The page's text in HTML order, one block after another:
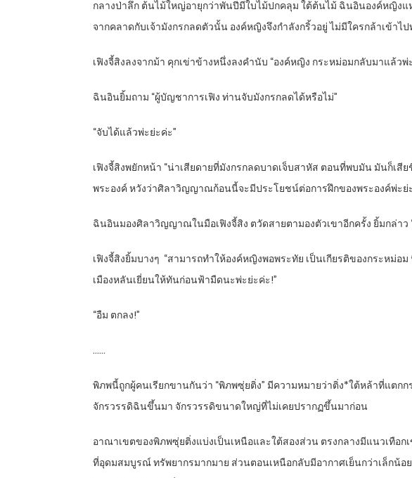
กลางป่าลึก ต้นไม้ใหญ่อายุกว่าพันปีมีใบไม้ปกคลุม ใต้ต้นไม้ ฉินอินองค์หญิง
จากคลาดกับเจ้ามังกรกลดตัวนั้น องค์หญิงจึงกำลังกริ้วอยู่ ไม่มีใครกล้าเข้าไ
เฟิงจี้สิงลงจากม้า คุกเข่าข้างหนึ่งลงคำนับ “องค์หญิง กระหม่อมกลับมาแล้วพ่
ฉินอินยิ้มถาม “ผู้บัญชาการเฟิง ท่านจับมังกรกลดได้หรือไม่”
“จับได้แล้วพ่ะย่ะค่ะ”
เฟิงจี้สิงพยักหน้า “น่าเสียดายที่มังกรกลดบาดเจ็บสาหัส ตอนที่พบมัน มันก็
พระองค์ หวังว่าศิลาวิญญาณก้อนนี้จะมีประโยชน์ต่อการฝึกของพระองค์พ่ะย่
ฉินอินมองศิลาวิญญาณในมือเฟิงจี้สิง ตวัดสายตามองตัวเขาอีกครั้ง ยิ้มกล่า
เฟิงจี้สิงยิ้มบางๆ “สามารถทำให้องค์หญิงพอพระทัย เป็นเกียรติของกระหม่
เมืองหลันเยี่ยนให้ทันก่อนฟ้ามืดนะพ่ะย่ะค่ะ!”
“อืม ตกลง!”
……
พิภพนี้ถูกผู้คนเรียกขานกันว่า “พิภพซุ่ยติ่ง” มีความหมายว่าติ่ง*ใต้หล้าที่แต
จักรวรรดิฉินขึ้นมา จักรวรรดิขนาดใหญ่ที่ไม่เคยปรากฏขึ้นมาก่อน
อาณาเขตของพิภพซุ่ยติ่งแบ่งเป็นเหนือและใต้สองส่วน ตรงกลางมีแนวเทือก
ที่อุดมสมบูรณ์ ทรัพยากรมากมาย ส่วนตอนเหนือกลับมีอากาศเย็นกว่าเล็กน้อ